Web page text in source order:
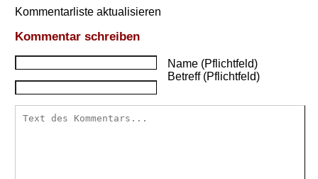
Kommentarliste aktualisieren
Kommentar schreiben
Name (Pflichtfeld)
Betreff (Pflichtfeld)